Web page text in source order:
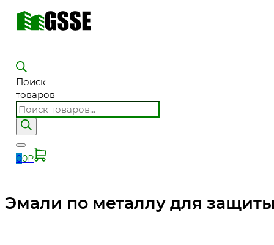
Поиск
товаров
00₽
Эмали по металлу для